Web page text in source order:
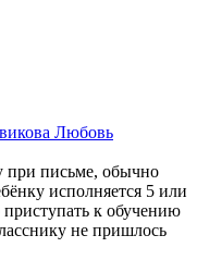
Любовь
при письме, обычно
исполняется 5 или
к обучению
не пришлось